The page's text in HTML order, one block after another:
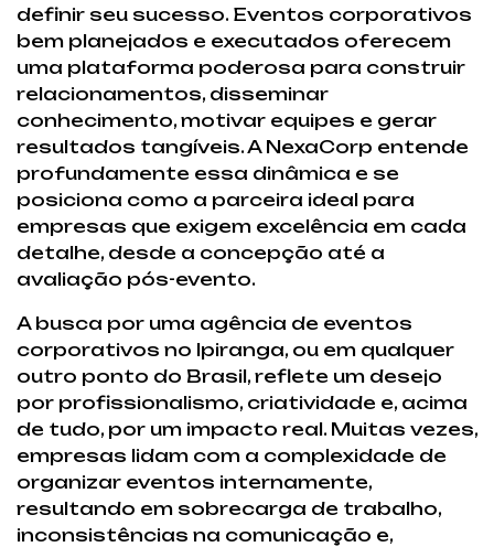
definir seu sucesso. Eventos corporativos
bem planejados e executados oferecem
uma plataforma poderosa para construir
relacionamentos, disseminar
conhecimento, motivar equipes e gerar
resultados tangíveis. A NexaCorp entende
profundamente essa dinâmica e se
posiciona como a parceira ideal para
empresas que exigem excelência em cada
detalhe, desde a concepção até a
avaliação pós-evento.
A busca por uma agência de eventos
corporativos no Ipiranga, ou em qualquer
outro ponto do Brasil, reflete um desejo
por profissionalismo, criatividade e, acima
de tudo, por um impacto real. Muitas vezes,
empresas lidam com a complexidade de
organizar eventos internamente,
resultando em sobrecarga de trabalho,
inconsistências na comunicação e,